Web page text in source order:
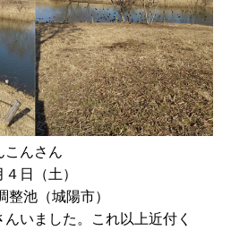
んさん
日（土）
池（城陽市）
いました。これ以上近付く